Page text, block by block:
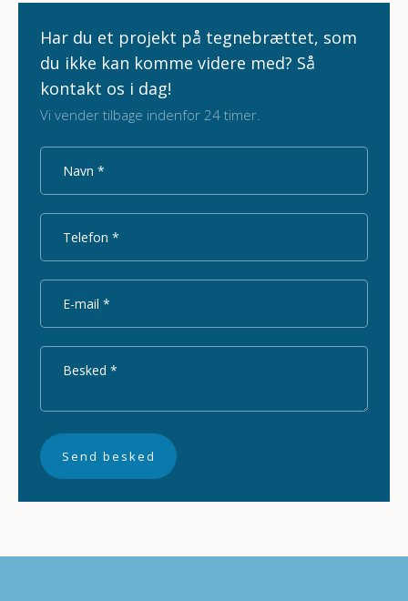
Har du et pr​ojekt på tegnebrættet, som
du ikke kan komme videre​ med?​ Så
kontakt os i dag!
Vi vender tilbage indenfor 24 timer.